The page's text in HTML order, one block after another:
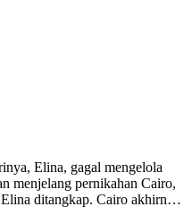
Elina, gagal mengelola
menjelang pernikahan Cairo,
ditangkap. Cairo akhirnya